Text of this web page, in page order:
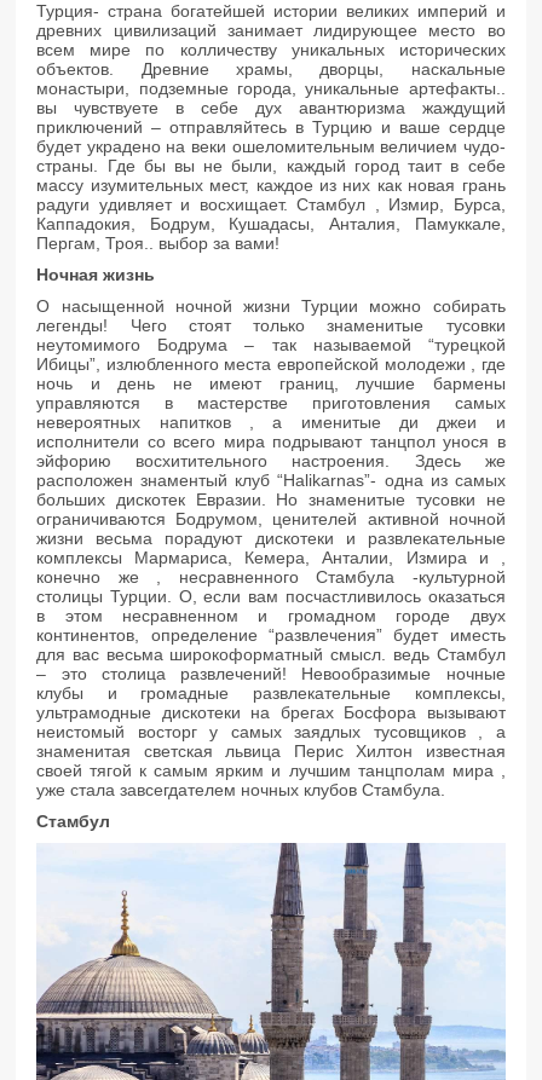
Турция- страна богатейшей истории великих империй и
древних цивилизаций занимает лидирующее место во
всем мире по колличеству уникальных исторических
объектов. Древние храмы, дворцы, наскальные
монастыри, подземные города, уникальные артефакты..
вы чувствуете в себе дух авантюризма жаждущий
приключений – отправляйтесь в Турцию и ваше сердце
будет украдено на веки ошеломительным величием чудо-
страны. Где бы вы не были, каждый город таит в себе
массу изумительных мест, каждое из них как новая грань
радуги удивляет и восхищает. Стамбул , Измир, Бурса,
Каппадокия, Бодрум, Кушадасы, Анталия, Памуккале,
Пергам, Троя.. выбор за вами!
Ночная жизнь
О насыщенной ночной жизни Турции можно собирать
легенды! Чего стоят только знаменитые тусовки
неутомимого Бодрума – так называемой “турецкой
Ибицы”, излюбленного места европейской молодежи , где
ночь и день не имеют границ, лучшие бармены
управляются в мастерстве приготовления самых
невероятных напитков , а именитые ди джеи и
исполнители со всего мира подрывают танцпол унося в
эйфорию восхитительного настроения. Здесь же
расположен знаментый клуб “Halikarnas”- одна из самых
больших дискотек Евразии. Но знаменитые тусовки не
ограничиваются Бодрумом, ценителей активной ночной
жизни весьма порадуют дискотеки и развлекательные
комплексы Мармариса, Кемера, Анталии, Измира и ,
конечно же , несравненного Стамбула -культурной
столицы Турции. О, если вам посчастливилось оказаться
в этом несравненном и громадном городе двух
континентов, определение “развлечения” будет иместь
для вас весьма широкоформатный смысл. ведь Стамбул
– это столица развлечений! Невообразимые ночные
клубы и громадные развлекательные комплексы,
ультрамодные дискотеки на брегах Босфора вызывают
неистомый восторг у самых заядлых тусовщиков , а
знаменитая светская львица Перис Хилтон известная
своей тягой к самым ярким и лучшим танцполам мира ,
уже стала завсегдателем ночных клубов Стамбула.
Стамбул